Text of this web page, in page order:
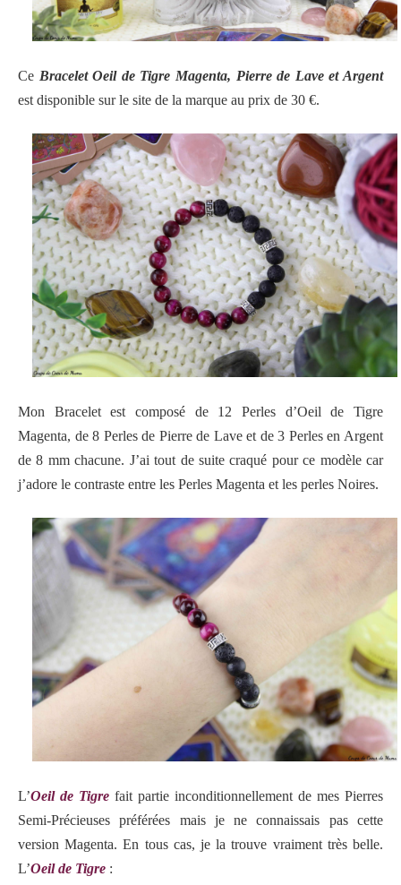
Ce Bracelet Oeil de Tigre Magenta, Pierre de Lave et Argent
est disponible sur le site de la marque au prix de 30 €.
Mon Bracelet est composé de 12 Perles d’Oeil de Tigre
Magenta, de 8 Perles de Pierre de Lave et de 3 Perles en Argent
de 8 mm chacune. J’ai tout de suite craqué pour ce modèle car
j’adore le contraste entre les Perles Magenta et les perles Noires.
L’Oeil de Tigre fait partie inconditionnellement de mes Pierres
Semi-Précieuses préférées mais je ne connaissais pas cette
version Magenta. En tous cas, je la trouve vraiment très belle.
L’Oeil de Tigre :